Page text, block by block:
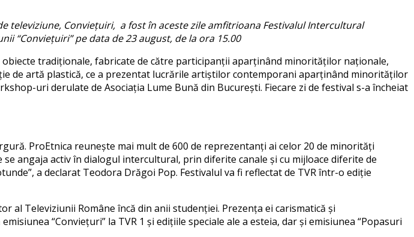
televiziune, Conviețuiri, a fost în aceste zile amfitrioana Festivalul Intercultural
“Conviețuiri” pe data de 23 august, de la ora 15.00
tradiționale, fabricate de către participanții aparținând minorităților naționale,
de artă plastică, ce a prezentat lucrările artiștilor contemporani aparținând minorităților
uri derulate de Asociația Lume Bună din București. Fiecare zi de festival s-a încheiat
ProEtnica reunește mai mult de 600 de reprezentanți ai celor 20 de minorități
angaja activ în dialogul intercultural, prin diferite canale și cu mijloace diferite de
a declarat Teodora Drăgoi Pop. Festivalul va fi reflectat de TVR într-o ediție
al Televiziunii Române încă din anii studenției. Prezența ei carismatică și
“Conviețuri” la TVR 1 și edițiile speciale ale a esteia, dar și emisiunea “Popasuri